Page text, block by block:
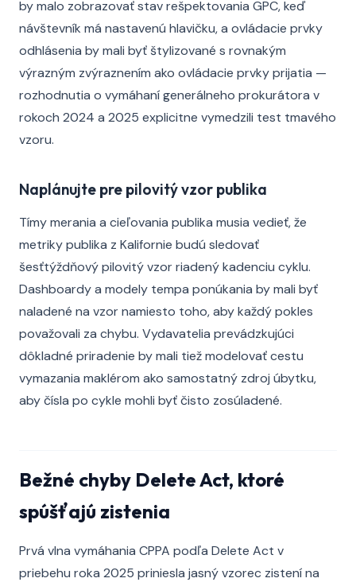
by malo zobrazovať stav rešpektovania GPC, keď
návštevník má nastavenú hlavičku, a ovládacie prvky
odhlásenia by mali byť štylizované s rovnakým
výrazným zvýraznením ako ovládacie prvky prijatia —
rozhodnutia o vymáhaní generálneho prokurátora v
rokoch 2024 a 2025 explicitne vymedzili test tmavého
vzoru.
Naplánujte pre pilovitý vzor publika
Tímy merania a cieľovania publika musia vedieť, že
metriky publika z Kalifornie budú sledovať
šesťtýždňový pilovitý vzor riadený kadenciu cyklu.
Dashboardy a modely tempa ponúkania by mali byť
naladené na vzor namiesto toho, aby každý pokles
považovali za chybu. Vydavatelia prevádzkujúci
dôkladné priradenie by mali tiež modelovať cestu
vymazania maklérom ako samostatný zdroj úbytku,
aby čísla po cykle mohli byť čisto zosúladené.
Bežné chyby Delete Act, ktoré
spúšťajú zistenia
Prvá vlna vymáhania CPPA podľa Delete Act v
priebehu roka 2025 priniesla jasný vzorec zistení na